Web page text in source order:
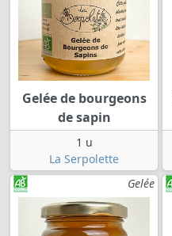
Gelée de bourgeons
de sapin
1 u
La Serpolette
Gelée